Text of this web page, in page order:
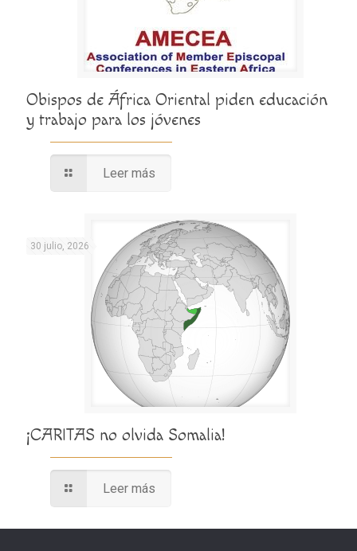
Obispos de África Oriental piden educación
y trabajo para los jóvenes
Leer más
30 julio, 2026
¡CARITAS no olvida Somalia!
Leer más